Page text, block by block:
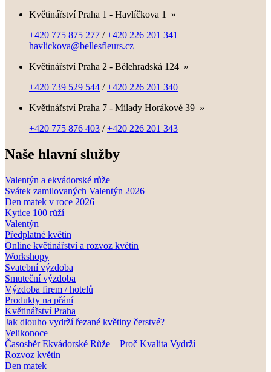
Květinářství Praha 1 - Havlíčkova 1
»
+420 775 875 277 /+420 226 201 341
havlickova@bellesfleurs.cz
Květinářství Praha 2 - Bělehradská 124 »
+420 739 529 544 /+420 226 201 340
Květinářství Praha 7 - Milady Horákové 39 »
+420 775 876 403 /+420 226 201 343
Naše hlavní služby
Valentýn a ekvádorské růže
Svátek zamilovaných Valentýn 2026
Den matek v roce 2026
Kytice 100 růží
Valentýn
Předplatné květin
Online květinářství a rozvoz květin
Workshopy
Svatební výzdoba
Smuteční výzdoba
Výzdoba firem / hotelů
Produkty na přání
Květinářství Praha
Jak dlouho vydrží řezané květiny čerstvé?
Velikonoce
Časosběr Ekvádorské Růže – Proč Kvalita Vydrží
Rozvoz květin
Den matek